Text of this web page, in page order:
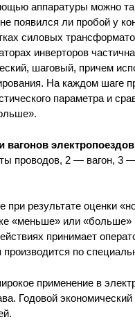
аппаратуры можно
появился ли пробой у
силовых
инверторов
шаговый, причем
На каждом шаге
параметра и
вагонов
проводов, 2 — вагон, 3
при результате оценки
«меньше» или
принимает
по
применение в
Годовой